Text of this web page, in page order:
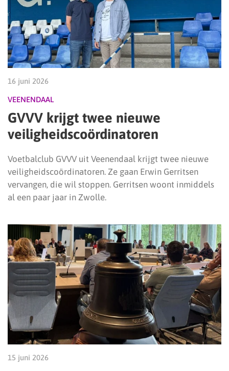
16 juni 2026
VEENENDAAL
GVVV krijgt twee nieuwe
veiligheidscoördinatoren
Voetbalclub GVVV uit Veenendaal krijgt twee nieuwe
veiligheidscoördinatoren. Ze gaan Erwin Gerritsen
vervangen, die wil stoppen. Gerritsen woont inmiddels
al een paar jaar in Zwolle.
15 juni 2026